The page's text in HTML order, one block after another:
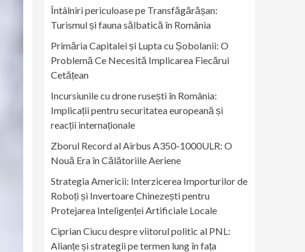
Întâlniri periculoase pe Transfăgărășan:
Turismul și fauna sălbatică în România
Primăria Capitalei și Lupta cu Șobolanii: O
Problemă Ce Necesită Implicarea Fiecărui
Cetățean
Incursiunile cu drone rusești în România:
Implicații pentru securitatea europeană și
reacții internaționale
Zborul Record al Airbus A350-1000ULR: O
Nouă Era în Călătoriile Aeriene
Strategia Americii: Interzicerea Importurilor de
Roboți și Invertoare Chinezești pentru
Protejarea Inteligenței Artificiale Locale
Ciprian Ciucu despre viitorul politic al PNL:
Alianțe și strategii pe termen lung în fața